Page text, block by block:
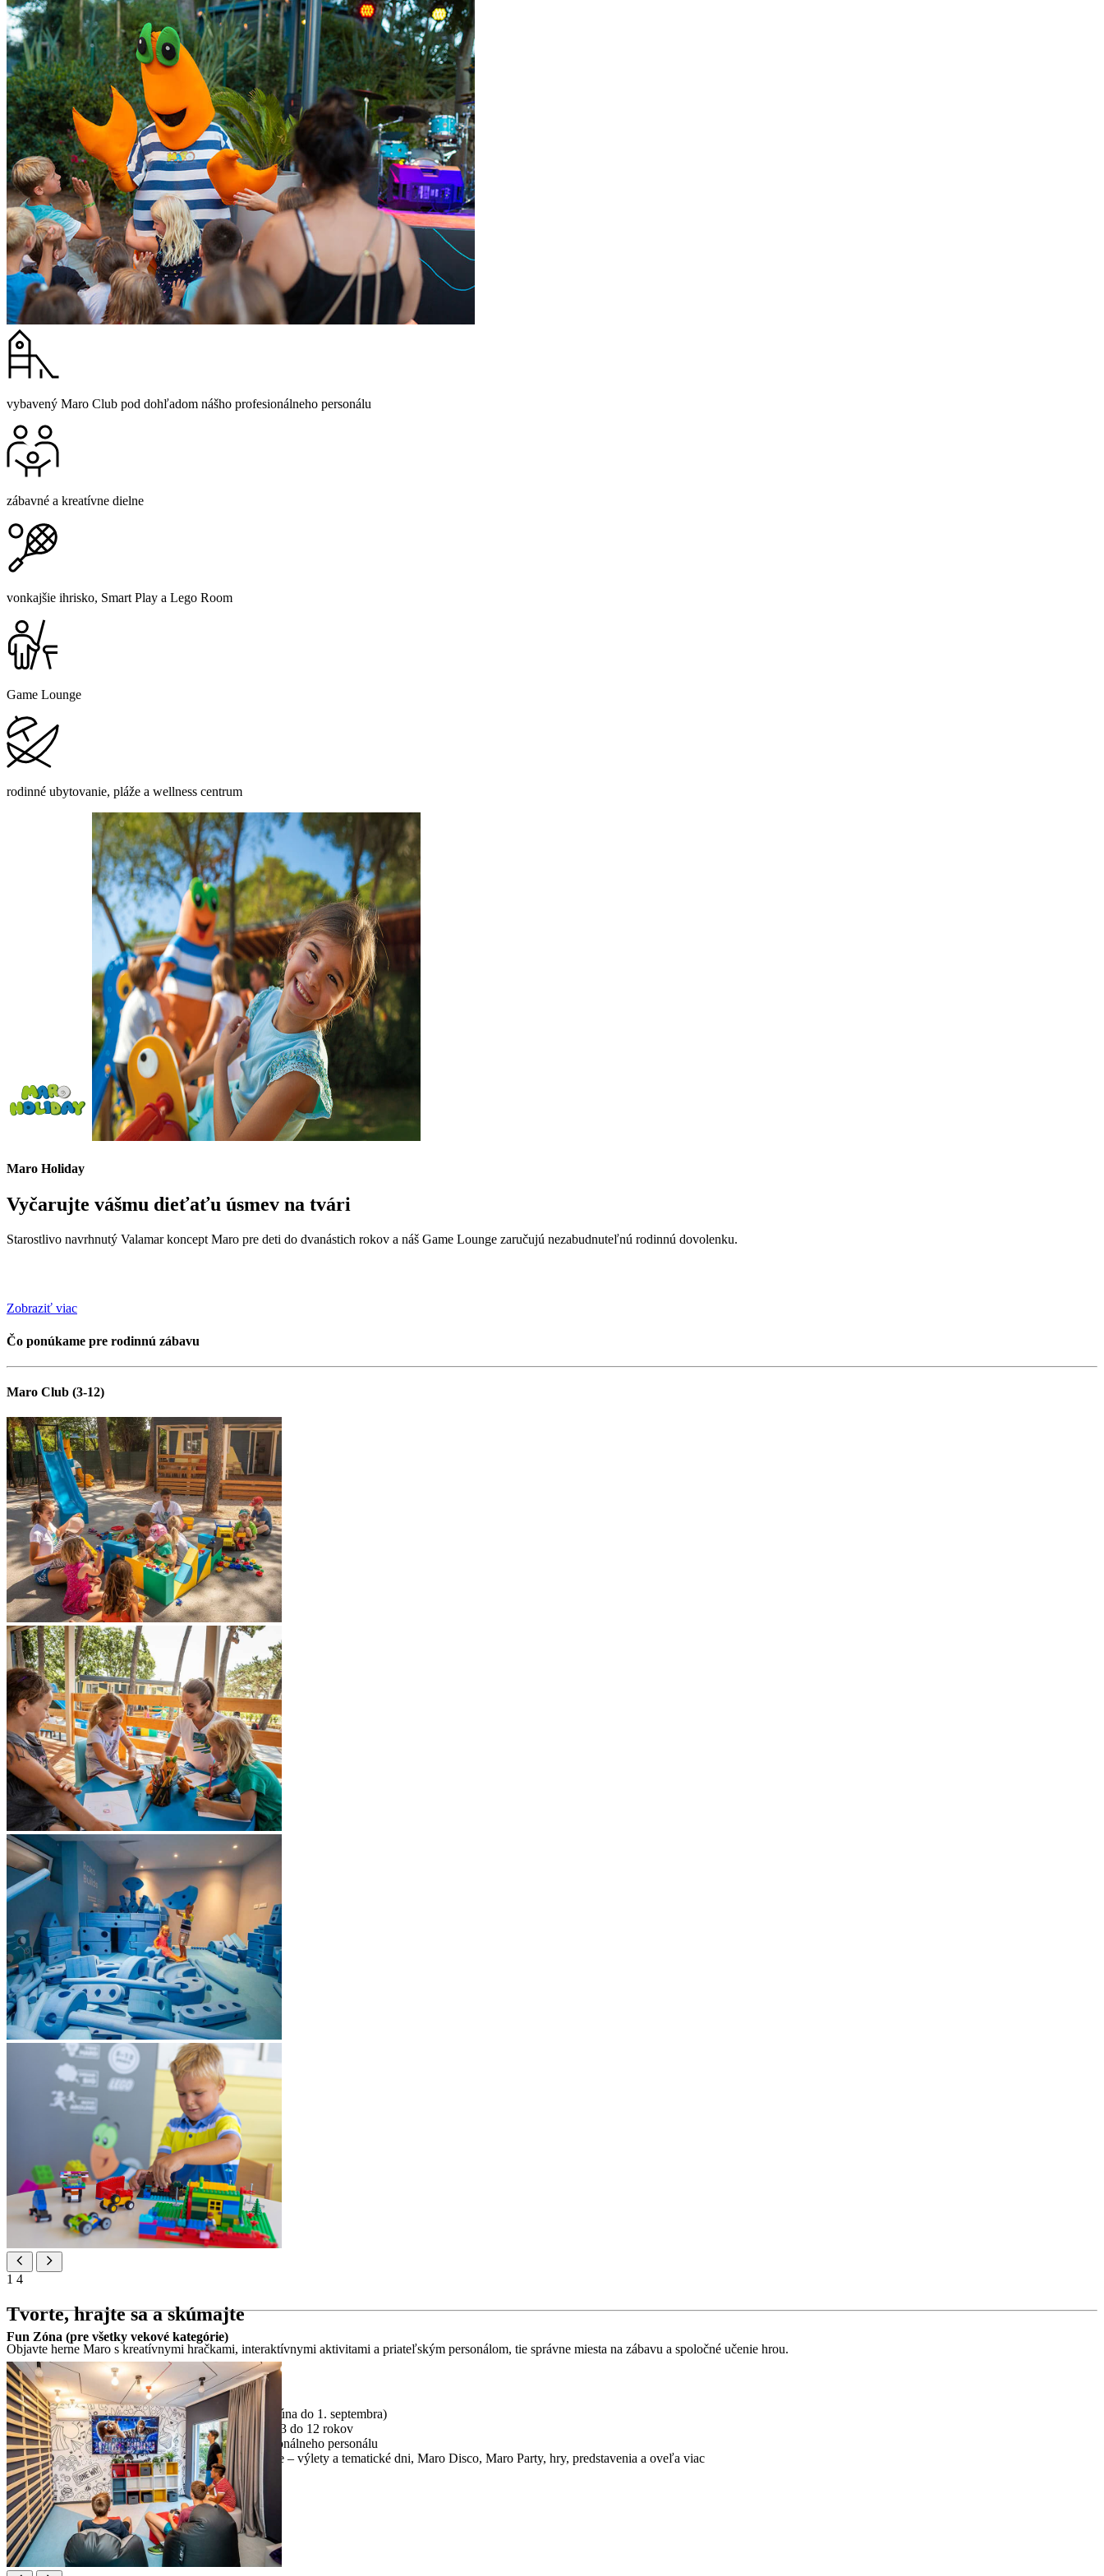
vybavený Maro Club pod dohľadom nášho profesionálneho personálu
zábavné a kreatívne dielne
vonkajšie ihrisko, Smart Play a Lego Room
Game Lounge
rodinné ubytovanie, pláže a wellness centrum
Maro Holiday
Vyčarujte vášmu dieťaťu úsmev na tvári
Starostlivo navrhnutý Valamar koncept Maro pre deti do dvanástich rokov a náš Game Lounge zaručujú nezabudnuteľnú rodinnú dovolenku.
Zobraziť viac
Čo ponúkame pre rodinnú zábavu
Maro Club (3-12)
1 4
Tvorte, hrajte sa a skúmajte
Objavte herne Maro s kreatívnymi hračkami, interaktívnymi aktivitami a priateľským personálom, tie správne miesta na zábavu a spoločné učenie hrou.
Maro Mini Club (3–7) a Maro Maxi Club (7–12)
plne vybavená detská herňa (otvorená od 15. júna do 1. septembra)
rôzne zábavné aktivity a programy pre deti od 3 do 12 rokov
zábavné aktivity pod dohľadom nášho profesionálneho personálu
zábavné programy pre všetky vekové kategórie – výlety a tematické dni, Maro Disco, Maro Party, hry, predstavenia a oveľa viac
Fun Zóna (pre všetky vekové kategórie)